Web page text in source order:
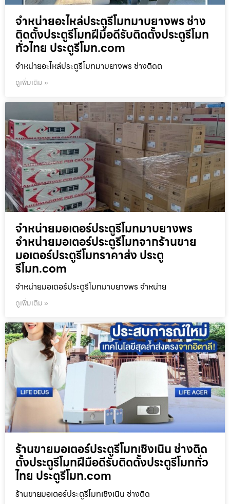
จำหน่ายอะไหล่ประตูรีโมทมาบยางพร ช่าง
ติดตั้งประตูรีโมทฝีมือดีรับติดตั้งประตูรีโมท
ทั่วไทย ประตูรีโมท.com
จำหน่ายอะไหล่ประตูรีโมทมาบยางพร ช่างติดต
ดูเพิ่มเติม »
จำหน่ายมอเตอร์ประตูรีโมทมาบยางพร
จำหน่ายมอเตอร์ประตูรีโมทจากร้านขาย
มอเตอร์ประตูรีโมทราคาส่ง ประตู
รีโมท.com
จำหน่ายมอเตอร์ประตูรีโมทมาบยางพร จำหน่าย
ดูเพิ่มเติม »
ร้านขายมอเตอร์ประตูรีโมทเชิงเนิน ช่างติด
ตั้งประตูรีโมทฝีมือดีรับติดตั้งประตูรีโมททั่ว
ไทย ประตูรีโมท.com
ร้านขายมอเตอร์ประตูรีโมทเชิงเนิน ช่างติด